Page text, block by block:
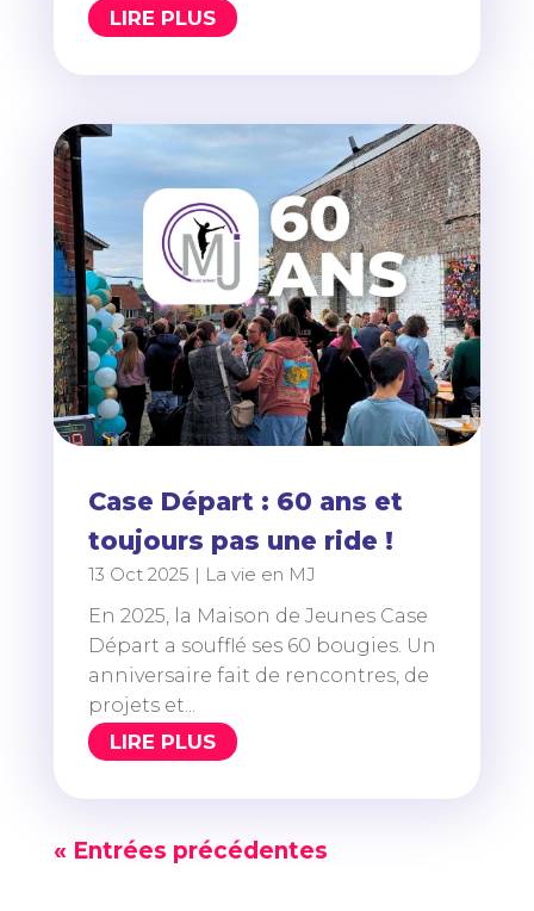
LIRE PLUS
Case Départ : 60 ans et
toujours pas une ride !
13 Oct 2025 | La vie en MJ
En 2025, la Maison de Jeunes Case
Départ a soufflé ses 60 bougies. Un
anniversaire fait de rencontres, de
projets et...
LIRE PLUS
« Entrées précédentes